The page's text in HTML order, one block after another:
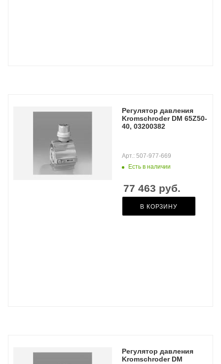
Регулятор давления
Kromschroder DM 65Z50-
40, 03200382
Есть в наличии
Арт.: 507-977-669
77 463 руб.
В КОРЗИНУ
Регулятор давления
Kromschroder DM